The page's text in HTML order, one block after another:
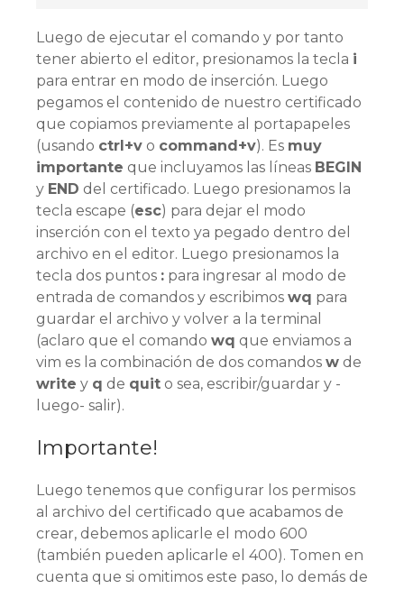
Luego de ejecutar el comando y por tanto
tener abierto el editor, presionamos la tecla i
para entrar en modo de inserción. Luego
pegamos el contenido de nuestro certificado
que copiamos previamente al portapapeles
(usando ctrl+v o command+v). Es muy
importante que incluyamos las líneas BEGIN
y END del certificado. Luego presionamos la
tecla escape (esc) para dejar el modo
inserción con el texto ya pegado dentro del
archivo en el editor. Luego presionamos la
tecla dos puntos : para ingresar al modo de
entrada de comandos y escribimos wq para
guardar el archivo y volver a la terminal
(aclaro que el comando wq que enviamos a
vim es la combinación de dos comandos w de
write y q de quit o sea, escribir/guardar y -
luego- salir).
Importante!
Luego tenemos que configurar los permisos
al archivo del certificado que acabamos de
crear, debemos aplicarle el modo 600
(también pueden aplicarle el 400). Tomen en
cuenta que si omitimos este paso, lo demás de